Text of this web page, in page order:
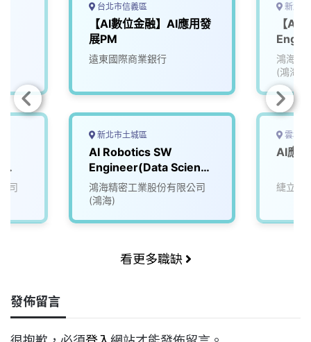
司
台北市信義區
【AI數位金融】AI應用發
展PM
遠東國際商業銀行
新北市土城區
AI Robotics SW
Engineer(Data Science
& AI Team)
鴻海精密工業股份有限公司
(鴻海)
新北
【AI
鴻海精
(鴻海)
雲林
AI應
緁立鼎
看更多職缺
發佈留言